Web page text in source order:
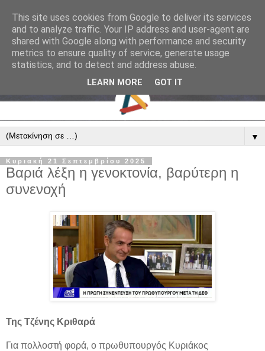
▼
Κυριακή 21 Σεπτεμβρίου 2025
Βαριά λέξη η γενοκτονία, βαρύτερη η
συνενοχή
Της Τζένης Κριθαρά
Για πολλοστή φορά, ο πρωθυπουργός Κυριάκος
This site uses cookies from Google to deliver its services
and to analyze traffic. Your IP address and user-agent are
shared with Google along with performance and security
metrics to ensure quality of service, generate usage
statistics, and to detect and address abuse.
LEARN MORE GOT IT